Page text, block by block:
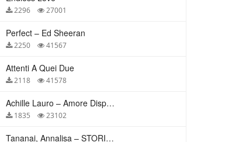
2296 27001
Perfect – Ed Sheeran
2250 41567
Attenti A Quei Due
2118 41578
Achille Lauro – Amore Disperato
1835 23102
Tananai, Annalisa – STORIE BREVI